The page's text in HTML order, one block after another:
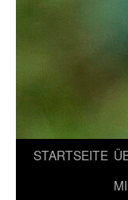
STARTSEITE